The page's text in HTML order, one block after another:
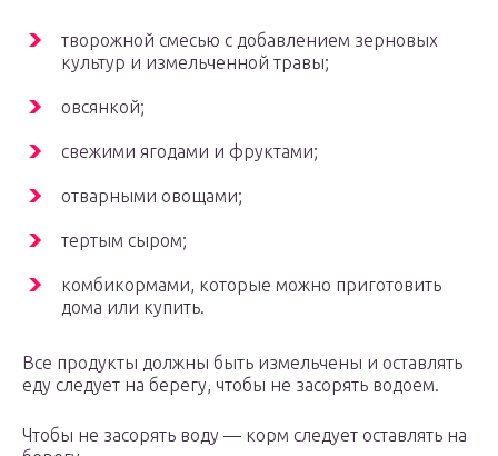
творожной смесью с добавлением зерновых
культур и измельченной травы;
овсянкой;
свежими ягодами и фруктами;
отварными овощами;
тертым сыром;
комбикормами, которые можно приготовить
дома или купить.
Все продукты должны быть измельчены и оставлять
еду следует на берегу, чтобы не засорять водоем.
Чтобы не засорять воду — корм следует оставлять на